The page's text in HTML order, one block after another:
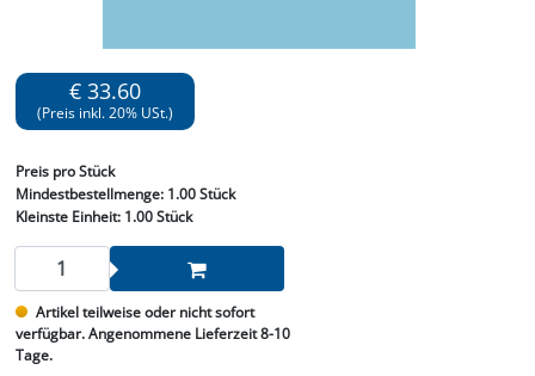
€ 33.60
(Preis inkl. 20% USt.)
Preis pro Stück
Mindestbestellmenge: 1.00 Stück
Kleinste Einheit:1.00 Stück
Artikel teilweise oder nicht sofort
verfügbar. Angenommene Lieferzeit 8-10
Tage.